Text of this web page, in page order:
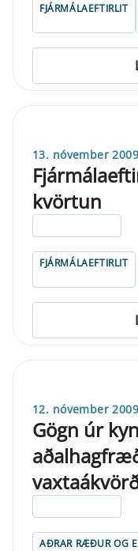
FJÁRMÁLAEFTIRLIT
13. nóvember 2009
kvörtun
FJÁRMÁLAEFTIRLIT
12. nóvember 2009
Gögn úr
AÐRAR RÆÐUR OG